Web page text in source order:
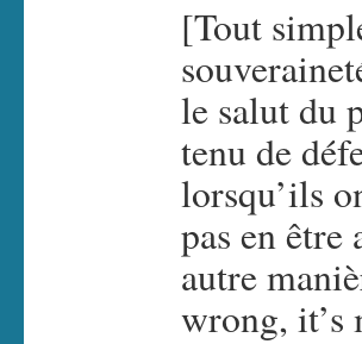
[Tout
le salut du
tenu de
lorsqu’ils
pas en
autre
wrong,